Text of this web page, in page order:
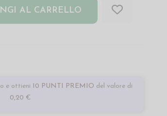
AL CARRELLO
e ottieni 10 PUNTI PREMIO del valore di
0,20 €